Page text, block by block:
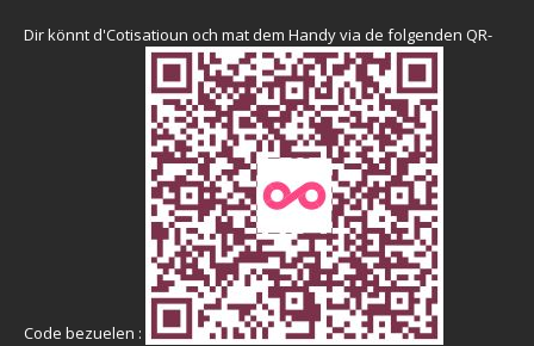
Dir könnt d'Cotisatioun och mat dem Handy via de folgenden QR-
Code bezuelen :